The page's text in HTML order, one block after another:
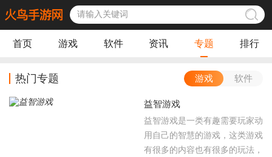
首页 游戏 软件 资讯 专题 排行
热门专题 游戏 软件
益智游戏
益智游戏是一类有趣需要玩家动
用自己的智慧的游戏，这类游戏
有很多的内容也有很多的玩法，